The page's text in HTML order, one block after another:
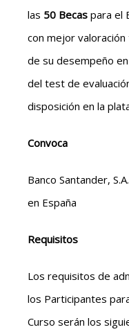
las 50 Becas para el
con mejor
de su desempeño
del test de
disposición en la
Convoca
Banco Santander,
en España
Requisitos
Los requisitos de
los Participantes
Curso serán los